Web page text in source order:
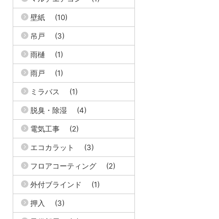
壁紙
(10)
吊戸
(3)
雨樋
(1)
雨戸
(1)
ミラバス
(1)
脱臭・除湿
(4)
電気工事
(2)
エコカラット
(3)
フロアコーティング
(2)
外付ブラインド
(1)
押入
(3)